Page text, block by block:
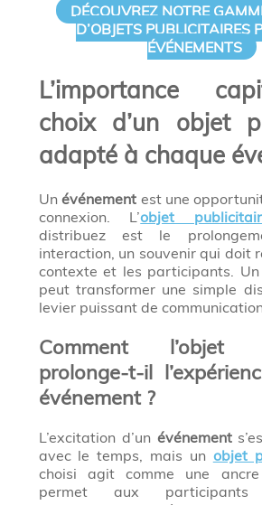
DÉCOUVREZ NOTRE
D’OBJETS PUBLICITAIRES
ÉVÉNEMENTS
L’importance
choix d’un objet
adapté à chaque
Unévénement est une
connexion. L’objet
distribuez est le
interaction, un souvenir qui doit
contexte et les participants.
peut transformer une simple
levier puissant de
Comment l’objet
prolonge-t-il
événement ?
L’excitation d’un événement
avec le temps, mais un objet
choisi agit comme une
permet aux